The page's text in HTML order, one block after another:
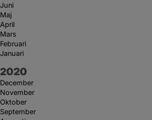
Juni
Maj
April
Mars
Februari
Januari
År:
2020
December
November
Oktober
September